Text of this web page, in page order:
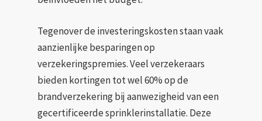
Tegenover de investeringskosten staan vaak
aanzienlijke besparingen op
verzekeringspremies. Veel verzekeraars
bieden kortingen tot wel 60% op de
brandverzekering bij aanwezigheid van een
gecertificeerde sprinklerinstallatie. Deze